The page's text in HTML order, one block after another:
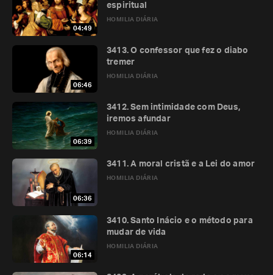
04:49
HOMILIA DIÁRIA
espiritual
06:46
HOMILIA DIÁRIA
3413. O confessor que fez o diabo
tremer
06:39
HOMILIA DIÁRIA
3412. Sem intimidade com Deus,
iremos afundar
06:36
HOMILIA DIÁRIA
3411. A moral cristã e a Lei do amor
06:14
HOMILIA DIÁRIA
3410. Santo Inácio e o método para
mudar de vida